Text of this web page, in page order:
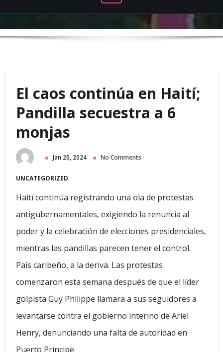
El caos continúa en Haití;
Pandilla secuestra a 6
monjas
Jan 20, 2024 No Comments
UNCATEGORIZED
Haití continúa registrando una ola de protestas
antigubernamentales, exigiendo la renuncia al
poder y la celebración de elecciones presidenciales,
mientras las pandillas parecen tener el control.
País caribeño, a la deriva. Las protestas
comenzaron esta semana después de que el líder
golpista Guy Philippe llamara a sus seguidores a
levantarse contra el gobierno interino de Ariel
Henry, denunciando una falta de autoridad en
Puerto Príncipe.